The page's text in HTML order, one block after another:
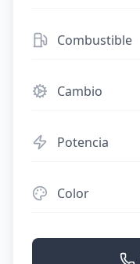
Combustible
Cambio
Potencia
Color